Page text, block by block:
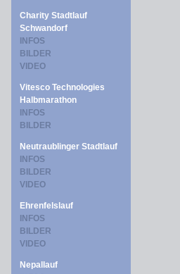
Charity Stadtlauf
Schwandorf
INFOS
BILDER
VIDEO
Vitesco Technologies
Halbmarathon
INFOS
BILDER
Neutraublinger Stadtlauf
INFOS
BILDER
VIDEO
Ehrenfelslauf
INFOS
BILDER
VIDEO
Nepallauf